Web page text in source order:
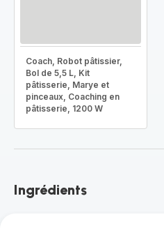
Coach, Robot pâtissier,
Bol de 5,5 L, Kit
pâtisserie, Marye et
pinceaux, Coaching en
pâtisserie, 1200 W
Ingrédients